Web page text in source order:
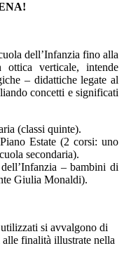
dell’Infanzia fino alla
verticale, intende
– didattiche legate al
concetti e significati
(classi quinte).
Estate (2 corsi: uno
secondaria).
– bambini di
Giulia Monaldi).
si avvalgono di
finalità illustrate nella